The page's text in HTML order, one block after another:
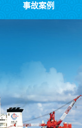
事故案例